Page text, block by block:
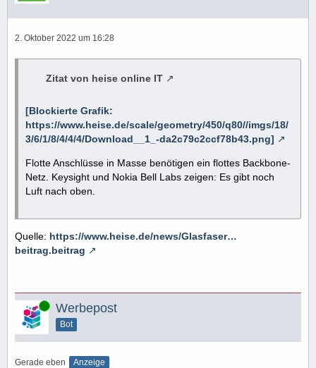
2. Oktober 2022 um 16:28
Zitat von heise online IT
[Blockierte Grafik:
https://www.heise.de/scale/geometry/450/q80//imgs/18/
3/6/1/8/4/4/4/Download__1_-da2c79c2ccf78b43.png]
Flotte Anschlüsse in Masse benötigen ein flottes Backbone-
Netz. Keysight und Nokia Bell Labs zeigen: Es gibt noch
Luft nach oben.
Quelle: https://www.heise.de/news/Glasfaser…
beitrag.beitrag
Online Werbepost
Bot
Gerade eben Anzeige